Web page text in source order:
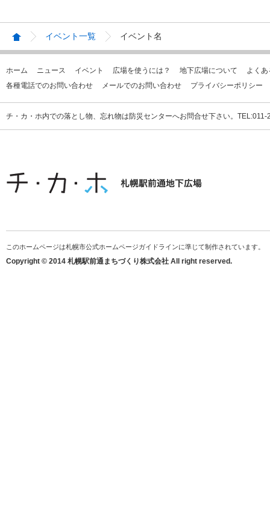
イベント一覧 イベント名
ホーム ニュース イベント 広場を使うには？ 地下広場について
よく
各種電話でのお問い合わせ
メールでのお問い合わせ プライバシーポリシー
チ・カ・ホ内での落とし物、忘れ物は防災センターへお問合せ下さい。
このホームページは札幌市公式ホームページガイドラインに準じて制作されています。
Copyright © 2014 札幌駅前通まちづくり株式会社 All right reserved.